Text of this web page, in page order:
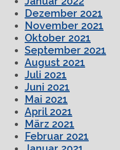
Dezember 2021
November 2021
Oktober 2021
September 2021
August 2021
Juli 2021
Juni 2021
Mai 2021
April 2021
März 2021
Februar 2021